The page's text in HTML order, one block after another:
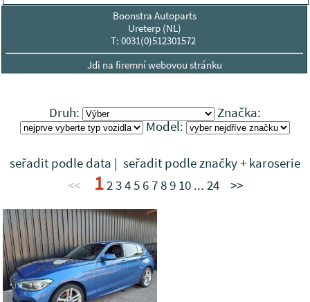
Boonstra Autoparts
Ureterp (NL)
T: 0031(0)512301572
Jdi na firemní webovou stránku
Druh:
Značka:
Model:
seřadit podle data | seřadit podle značky + karoserie
<<
12345 6789 10... 24 >>